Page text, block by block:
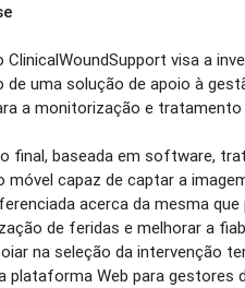
ClinicalWoundSupport visa a
de uma solução de apoio à
a monitorização e tratamento
final, baseada em software,
móvel capaz de captar a
acerca da mesma
de feridas e melhorar a
na seleção da intervenção
plataforma Web para gestores